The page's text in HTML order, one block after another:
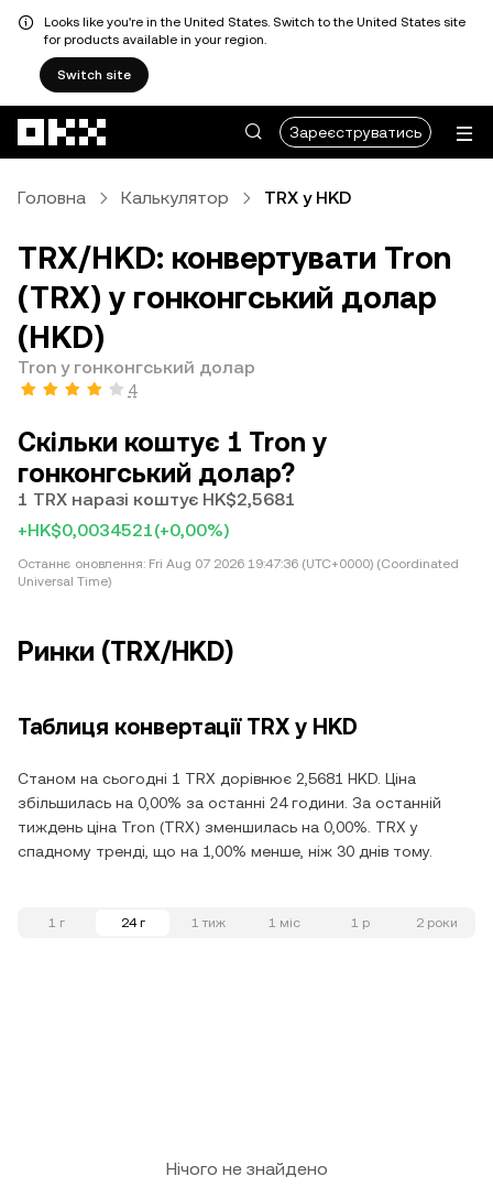
Looks like you're in the United States. Switch to the United States site
for products available in your region.
Switch site
Зареєструватись
Головна Калькулятор TRX у HKD
TRX/HKD: конвертувати Tron
(TRX) у гонконгський долар
(HKD)
Tron у гонконгський долар
4
Скільки коштує 1 Tron у
гонконгський долар?
1 TRX наразі коштує HK$2,5681
+HK$0,0034521(+0,00%)
Останнє оновлення: Fri Aug 07 2026 19:47:36 (UTC+0000) (Coordinated
Universal Time)
Ринки (TRX/HKD)
Таблиця конвертації TRX у HKD
Станом на сьогодні 1 TRX дорівнює 2,5681 HKD. Ціна
збільшилась на 0,00% за останні 24 години. За останній
тиждень ціна Tron (TRX) зменшилась на 0,00%. TRX у
спадному тренді, що на 1,00% менше, ніж 30 днів тому.
1 г 24 г 1 тиж 1 міс 1 р 2 роки
Нічого не знайдено